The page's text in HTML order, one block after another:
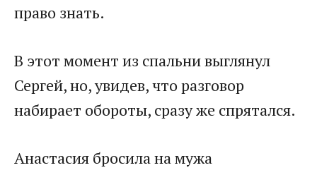
право знать.
В этот момент из спальни выглянул
Сергей, но, увидев, что разговор
набирает обороты, сразу же спрятался.
Анастасия бросила на мужа